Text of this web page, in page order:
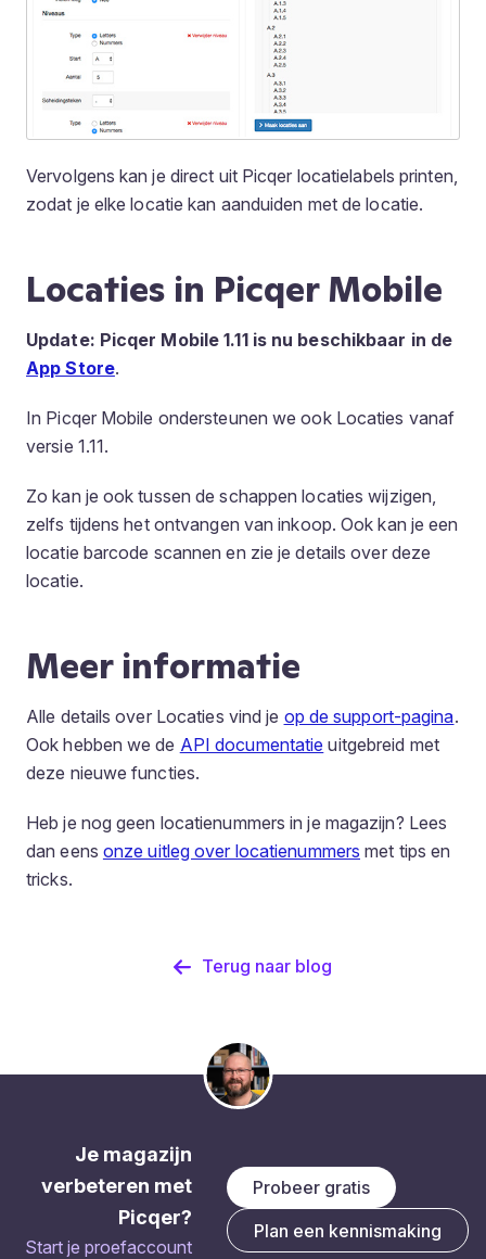
Vervolgens kan je direct uit Picqer locatielabels printen,
zodat je elke locatie kan aanduiden met de locatie.
Locaties in Picqer Mobile
Update: Picqer Mobile 1.11 is nu beschikbaar in de
App Store.
In Picqer Mobile ondersteunen we ook Locaties vanaf
versie 1.11.
Zo kan je ook tussen de schappen locaties wijzigen,
zelfs tijdens het ontvangen van inkoop. Ook kan je een
locatie barcode scannen en zie je details over deze
locatie.
Meer informatie
Alle details over Locaties vind je op de support-pagina.
Ook hebben we de API documentatie uitgebreid met
deze nieuwe functies.
Heb je nog geen locatienummers in je magazijn? Lees
dan eens onze uitleg over locatienummers met tips en
tricks.
Terug naar blog
Je magazijn
verbeteren met
Picqer?
Start je proefaccount
Probeer gratis
Plan een kennismaking